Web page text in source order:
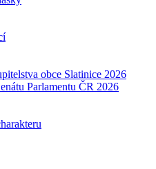
obce Slatinice 2026
Parlamentu ČR 2026